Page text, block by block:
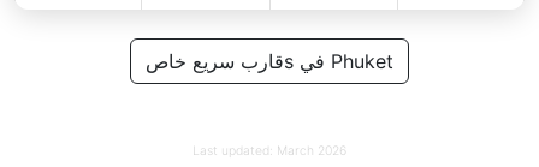
64,700 THBقارب سريع خاصs في Phuket
Last updated: March 2026